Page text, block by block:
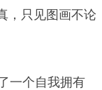
，只见图画不论
一个自我拥有